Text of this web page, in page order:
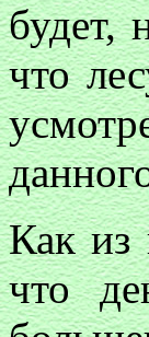
будет,
что
Как из
что